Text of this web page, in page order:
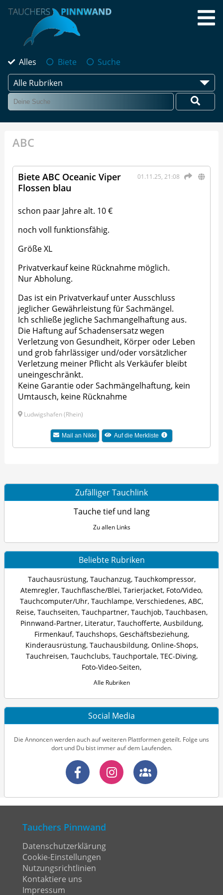
Alles Biete
Suche
Alle Rubriken
ABC
01.11.25, 21:08
Biete ABC Oceanic Viper
Flossen blau
schon paar Jahre alt. 10 €
noch voll funktionsfähig.
Größe XL
Privatverkauf keine Rücknahme möglich.
Nur Abholung.
Das ist ein Privatverkauf unter Ausschluss
jeglicher Gewährleistung für Sachmängel.
Ich schließe jegliche Sachmangelhaftung aus.
Die Haftung auf Schadensersatz wegen
Verletzung von Gesundheit, Körper oder Leben
und grob fahrlässiger und/oder vorsätzlicher
Verletzung meiner Pflicht als Verkäufer bleibt
uneingeschränkt.
Keine Garantie oder Sachmängelhaftung, kein
Umtausch, keine Rücknahme
Ludwigshafen (Rhein)
Mail an Nikki Auf die Merkliste
Zufälliger Tauchlink
Tauche tief und lang
Zu allen Links
Beliebte Rubriken
Tauchausrüstung, Tauchanzug, Tauchkompressor,
Atemregler, Tauchflasche/Blei, Tarierjacket, Foto/Video,
Tauchcomputer/Uhr, Tauchlampe, Verschiedenes, ABC,
Reise, Tauchseiten, Tauchpartner, Tauchjob, Tauchbasen,
Pinnwand-Partner, Literatur, Tauchofferte, Ausbildung,
Firmenkauf, Tauchshops, Geschäftsbeziehung,
Kinderausrüstung, Tauchausbildung, Online-Shops,
Tauchreisen, Tauchclubs, Tauchportale, TEC-Diving,
Foto-Video-Seiten,
Alle Rubriken
Social Media
Die Annoncen werden auch auf weiteren Plattformen geteilt. Folge uns
dort und Du bist immer auf dem Laufenden.
Tauchers Pinnwand
Datenschutzerklärung
Cookie-Einstellungen
Nutzungsrichtlinien
Kontaktiere uns
Impressum